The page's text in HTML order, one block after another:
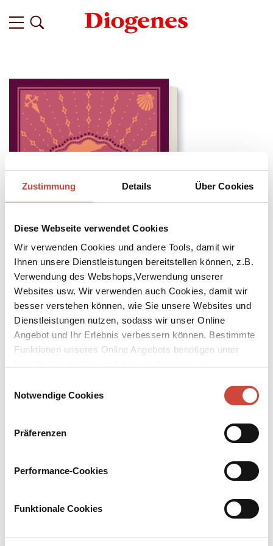
Zustimmung Details Über Cookies
Diese Webseite verwendet Cookies
Wir verwenden Cookies und andere Tools, damit wir
Ihnen unsere Dienstleistungen bereitstellen können, z.B.
Verwendung des Webshops,Verwendung unserer
Websites usw. Wir verwenden auch Cookies, damit wir
besser verstehen können, wie Sie unsere Websites und
Dienstleistungen nutzen, sodass wir unser Online
Angebot und Ihr Erlebnis verbessern können. Bestimmte
Funktionen unseres Online Angebots benötigen unter
Notwendige Cookies
Präferenzen
Performance-Cookies
Funktionale Cookies
Download Bilddatei ↘
Santiago de Compostela – ein Reise- und Erfahrungsbericht, in
dem bereits die großen Themen seiner Romane angelegt sind.
Mehr zum Inhalt